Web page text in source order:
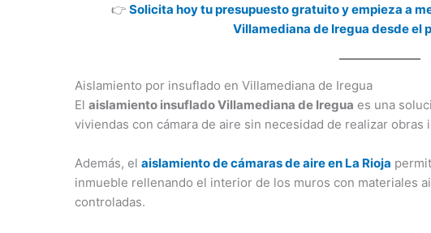
👉 Solicita hoy tu presupuesto gratuito y empieza a
Villamediana de Iregua desde el
Aislamiento por insuflado en Villamediana de Iregua
El aislamiento insuflado Villamediana de Iregua es una
viviendas con cámara de aire sin necesidad de realizar obras
Además, el aislamiento de cámaras de aire en La Rioja
inmueble rellenando el interior de los muros con materiales
controladas.